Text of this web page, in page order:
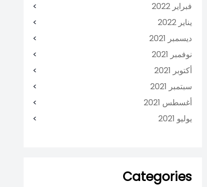
فبراير 2022
يناير 2022
ديسمبر 2021
نوفمبر 2021
أكتوبر 2021
سبتمبر 2021
أغسطس 2021
يوليو 2021
Categories